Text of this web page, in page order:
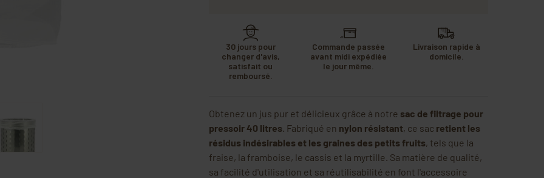
30 jours pour
changer d'avis,
satisfait ou
remboursé.
Commande passée
avant midi expédiée
le jour même.
Livraison rapide à
domicile.
Obtenez un jus pur et délicieux grâce à notre sac de filtrage pour
pressoir 40 litres. Fabriqué en nylon résistant, ce sac retient les
résidus indésirables et les graines des petits fruits, tels que la
fraise, la framboise, le cassis et la myrtille. Sa matière de qualité,
sa facilité d'utilisation et sa réutilisabilité en font l'accessoire